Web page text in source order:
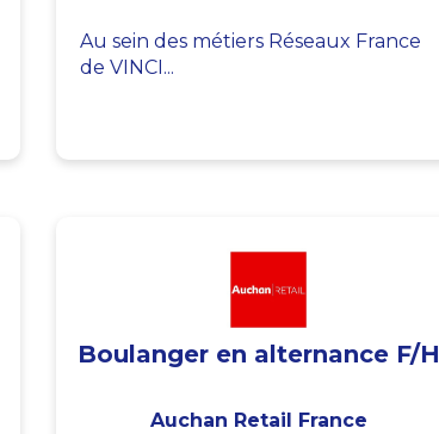
Au sein des métiers Réseaux France
de VINCI...
Boulanger en alternance F/H
Auchan Retail France